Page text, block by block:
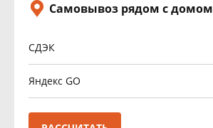
Самовывоз рядом с домом
СДЭК
Яндекс GO